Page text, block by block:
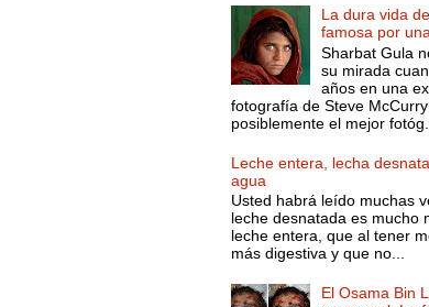
La dura vida
famosa por
Sharbat Gula
su mirada
años en una
fotografía de Steve
posiblemente el mejor fotóg...
Leche entera, lecha
agua
Usted habrá leído muchas
leche desnatada es mucho
leche entera, que al tener
más digestiva y que no...
El Osama Bin